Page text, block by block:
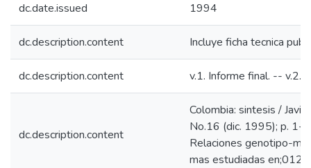
dc.date.issued 1994
dc.description.content Incluye ficha tecnica
dc.description.content v.1. Informe final. -- v.2.
dc.description.content
Colombia: sintesis /
No.16 (dic. 1995); p. 1-
Relaciones genotipo-
mas estudiadas